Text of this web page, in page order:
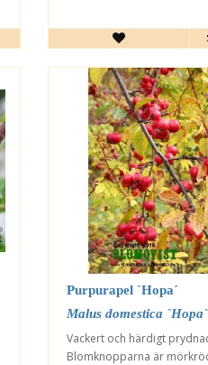
Purpurapel `Hopa´
Malus domestica `Hopa`
Vackert och härdigt
Blomknopparna är